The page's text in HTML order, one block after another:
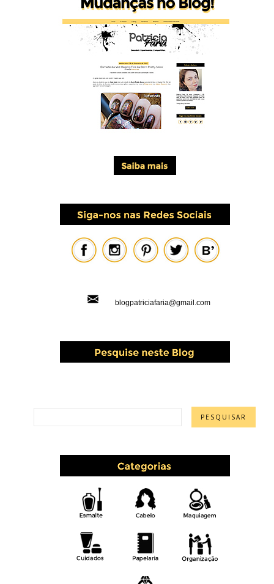
blogpatriciafaria@gmail.com